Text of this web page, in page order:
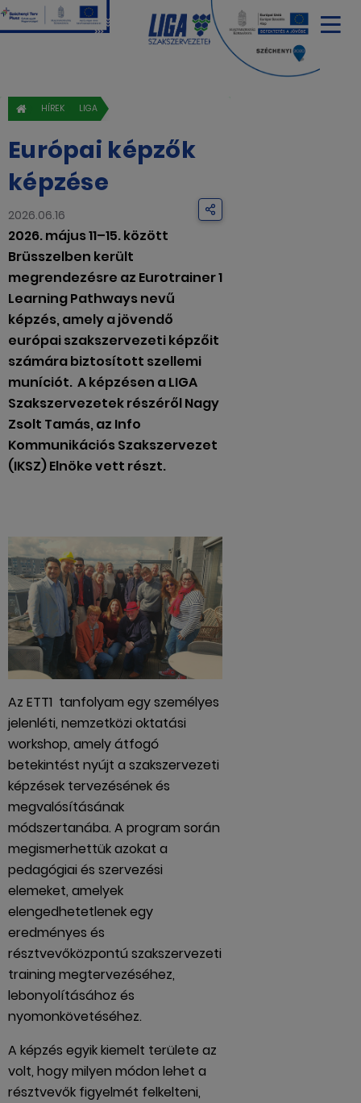
HÍREK LIGA
Európai képzők
képzése
2026.06.16
2026. május 11–15. között
Brüsszelben került
megrendezésre az Eurotrainer 1
Learning Pathways nevű
képzés, amely a jövendő
európai szakszervezeti képzőit
számára biztosított szellemi
muníciót. A képzésen a LIGA
Szakszervezetek részéről Nagy
Zsolt Tamás, az Info
Kommunikációs Szakszervezet
(IKSZ) Elnöke vett részt.
Az ETT1 tanfolyam egy személyes
jelenléti, nemzetközi oktatási
workshop, amely átfogó
betekintést nyújt a szakszervezeti
képzések tervezésének és
megvalósításának
módszertanába. A program során
megismerhettük azokat a
pedagógiai és szervezési
elemeket, amelyek
elengedhetetlenek egy
eredményes és
résztvevőközpontú szakszervezeti
training megtervezéséhez,
lebonyolításához és
nyomonkövetéséhez.
A képzés egyik kiemelt területe az
volt, hogy milyen módon lehet a
résztvevők figyelmét felkelteni,